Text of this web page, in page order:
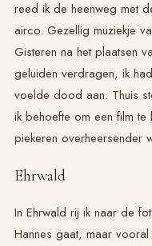
reed ik de heenweg met
airco. Gezellig muziekje
Gisteren na het plaatsen
geluiden verdragen, ik
voelde dood aan. Thuis
ik behoefte om een film
piekeren overheersender
Ehrwald
In Ehrwald rij ik naar de
Hannes gaat, maar